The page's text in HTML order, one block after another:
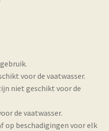
voor de vaatwasser.
niet geschikt voor de
de vaatwasser.
op beschadigingen voor elk